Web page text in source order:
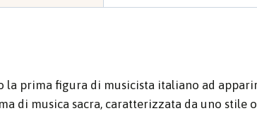
la prima figura di musicista italiano ad
di musica sacra, caratterizzata da uno